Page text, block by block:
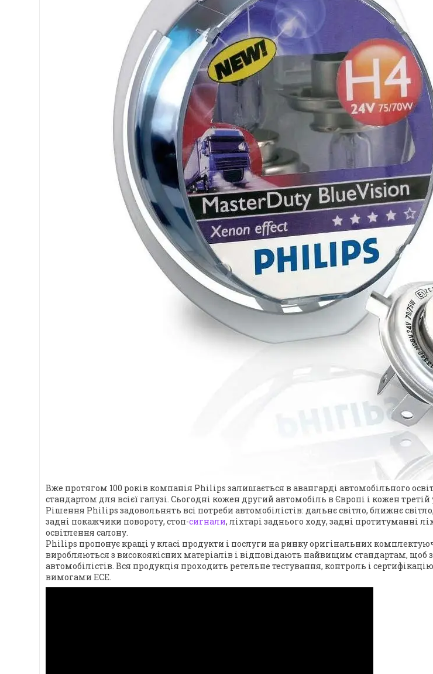
Вже протягом 100 років компанія Philips залишається в авангарді автомобільного
стандартом для всієї галузі. Сьогодні кожен другий автомобіль в Європі і кожен
Рішення Philips задовольнять всі потреби автомобілістів: дальнє світло, ближнє
задні покажчики повороту, стоп-сигнали, ліхтарі заднього ходу, задні протитуманні
освітлення салону.
Philips пропонує кращі у класі продукти і послуги на ринку оригінальних
виробляються з високоякісних матеріалів і відповідають найвищим стандартам,
автомобілістів. Вся продукція проходить ретельне тестування, контроль і
вимогами ECE.